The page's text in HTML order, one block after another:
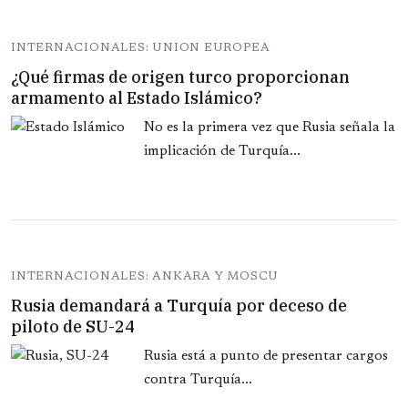
INTERNACIONALES: UNION EUROPEA
¿Qué firmas de origen turco proporcionan
armamento al Estado Islámico?
No es la primera vez que Rusia señala la
implicación de Turquía...
INTERNACIONALES: ANKARA Y MOSCU
Rusia demandará a Turquía por deceso de
piloto de SU-24
Rusia está a punto de presentar cargos
contra Turquía...